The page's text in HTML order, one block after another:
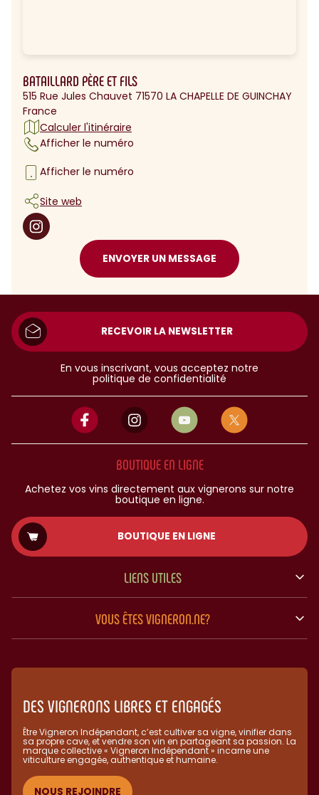
BATAILLARD PÈRE ET FILS
515 Rue Jules Chauvet 71570 LA CHAPELLE DE GUINCHAY
France
Calculer l'itinéraire
Afficher le numéro
Afficher le numéro
Site web
ENVOYER UN MESSAGE
RECEVOIR LA NEWSLETTER
En vous inscrivant, vous acceptez notre
politique de confidentialité
BOUTIQUE EN LIGNE
Achetez vos vins directement aux vignerons sur notre
boutique en ligne.
BOUTIQUE EN LIGNE
LIENS UTILES
VOUS ÊTES VIGNERON.NE?
DES VIGNERONS LIBRES ET ENGAGÉS
Être Vigneron Indépendant, c’est cultiver sa vigne, vinifier dans
sa propre cave, et vendre son vin en partageant sa passion. La
marque collective « Vigneron Indépendant » incarne une
viticulture engagée, authentique et humaine.​
NOUS REJOINDRE